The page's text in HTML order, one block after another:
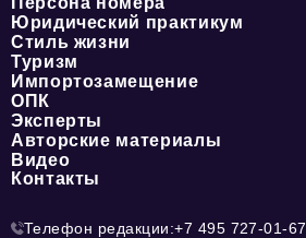
Юридический практикум
Стиль жизни
Туризм
Импортозамещение
ОПК
Эксперты
Авторские материалы
Видео
Контакты
Телефон редакции:+7 495 727-01-67